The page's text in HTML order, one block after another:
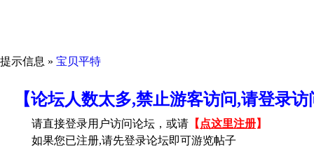
提示信息 » 宝贝平特
【论坛人数太多,禁止游客访问,请登录
请直接登录用户访问论坛，或请 【 点这里注册】
如果您已注册,请先登录论坛即可游览帖子